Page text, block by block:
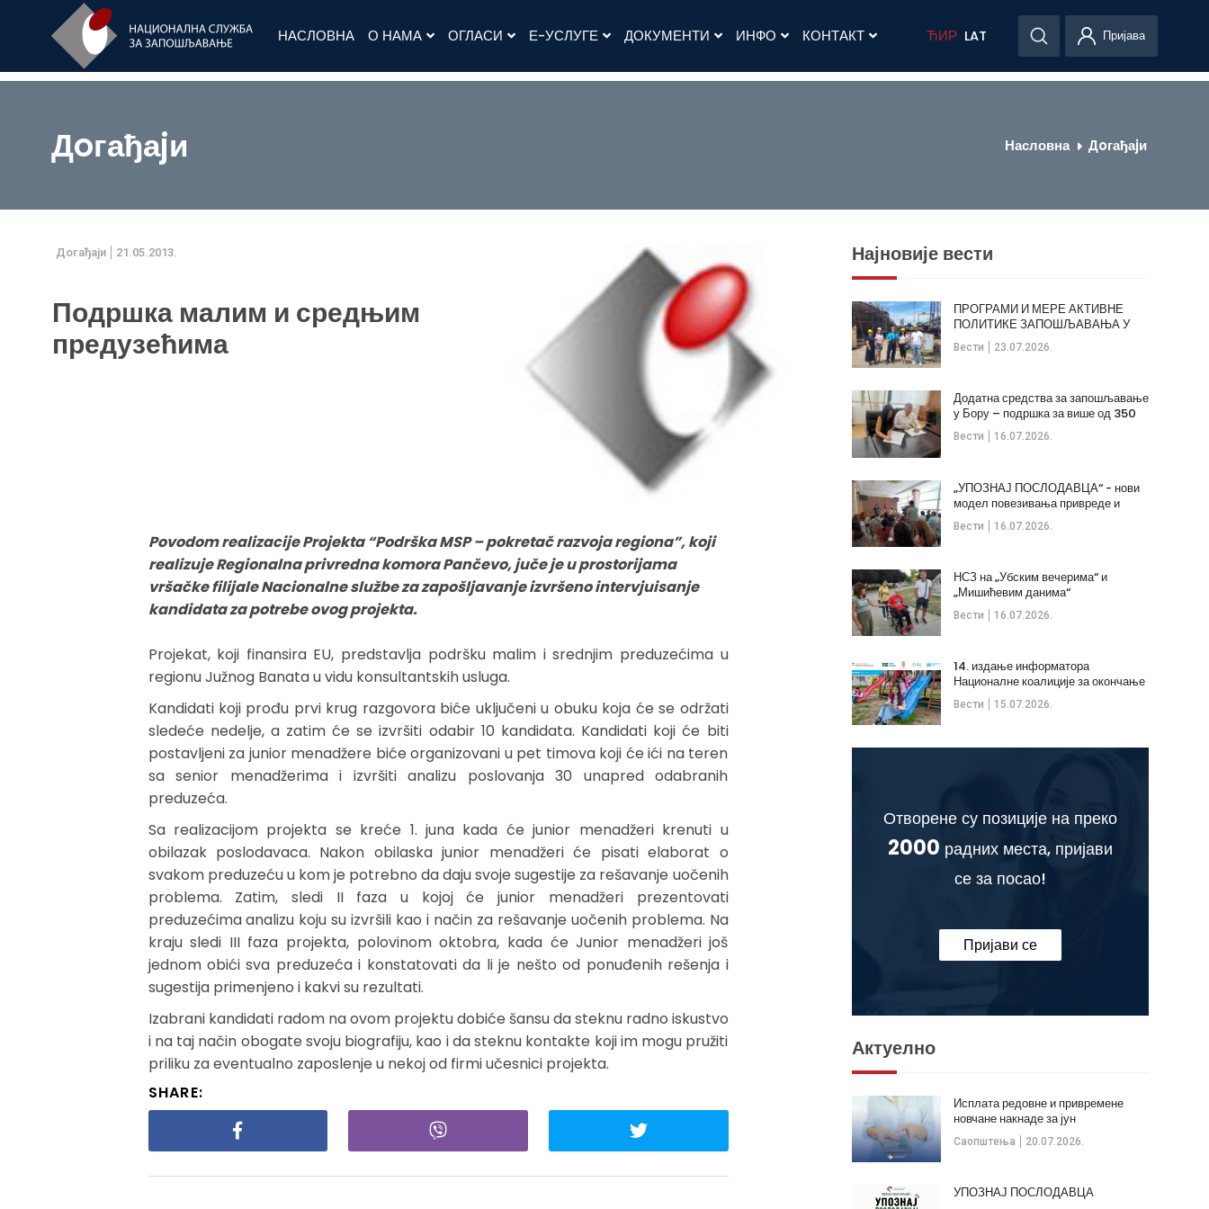
НАСЛОВНА О НАМА ОГЛАСИ Е-УСЛУГЕ ДОКУМЕНТИ ИНФО КОНТАКТ ЋИР LAT Пријава
Дoгађаjи Насловна Дoгађаjи
Дoгађаjи 21.05.2013.
Подршка малим и средњим
предузећима
Povodom realizacije Projekta “Podrška MSP – pokretač razvoja regiona”, koji
realizuje Regionalna privredna komora Pančevo, juče je u prostorijama
vršačke filijale Nacionalne službe za zapošljavanje izvršeno intervjuisanje
kandidata za potrebe ovog projekta.
Projekat, koji finansira EU, predstavlja podršku malim i srednjim preduzećima u
regionu Južnog Banata u vidu konsultantskih usluga.
Kandidati koji prođu prvi krug razgovora biće uključeni u obuku koja će se održati
sledeće nedelje, a zatim će se izvršiti odabir 10 kandidata. Kandidati koji će biti
postavljeni za junior menadžere biće organizovani u pet timova koji će ići na teren
sa senior menadžerima i izvršiti analizu poslovanja 30 unapred odabranih
preduzeća.
Sa realizacijom projekta se kreće 1. juna kada će junior menadžeri krenuti u
obilazak poslodavaca. Nakon obilaska junior menadžeri će pisati elaborat o
svakom preduzeću u kom je potrebno da daju svoje sugestije za rešavanje uočenih
problema. Zatim, sledi II faza u kojoj će junior menadžeri prezentovati
preduzećima analizu koju su izvršili kao i način za rešavanje uočenih problema. Na
kraju sledi III faza projekta, polovinom oktobra, kada će Junior menadžeri još
jednom obići sva preduzeća i konstatovati da li je nešto od ponuđenih rešenja i
sugestija primenjeno i kakvi su rezultati.
Izabrani kandidati radom na ovom projektu dobiće šansu da steknu radno iskustvo
i na taj način obogate svoju biografiju, kao i da steknu kontakte koji im mogu pružiti
priliku za eventualno zaposlenje u nekoj od firmi učesnici projekta.
SHARE:
Најновије вести
Вести 23.07.2026.
ПРОГРАМИ И МЕРЕ АКТИВНЕ
ПОЛИТИКЕ ЗАПОШЉАВАЊА У
ОПШТИНИ КЛАДОВО
Вести 16.07.2026.
Додатна средства за запошљавање
у Бору – подршка за више од 350
незапослених
Вести 16.07.2026.
„УПОЗНАЈ ПОСЛОДАВЦА“ - нови
модел повезивања привреде и
стручних кадрова
Вести 16.07.2026.
НСЗ на „Убским вечерима“ и
„Мишићевим данима“
Вести 15.07.2026.
14. издање информатора
Националне коалиције за окончање
дечијих бракова
Отворене су позиције на преко
2000 радних места, пријави
се за посао!
Пријави се
Актуелно
Саопштења 20.07.2026.
Исплата редовне и привремене
новчане накнаде за јун
УПОЗНАЈ ПОСЛОДАВЦА